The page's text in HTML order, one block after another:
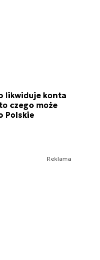
likwiduje konta
czego może
Polskie
Reklama